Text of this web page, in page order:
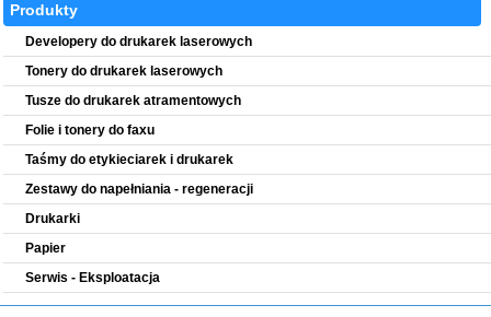
Produkty
Developery do drukarek laserowych
Tonery do drukarek laserowych
Tusze do drukarek atramentowych
Folie i tonery do faxu
Taśmy do etykieciarek i drukarek
Zestawy do napełniania - regeneracji
Drukarki
Papier
Serwis - Eksploatacja